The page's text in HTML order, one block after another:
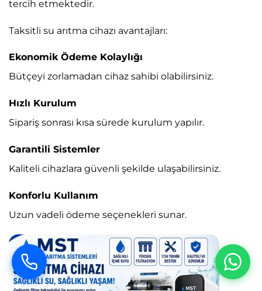
tercih etmektedir.
Taksitli su arıtma cihazı avantajları:
Ekonomik Ödeme Kolaylığı
Bütçeyi zorlamadan cihaz sahibi olabilirsiniz.
Hızlı Kurulum
Sipariş sonrası kısa sürede kurulum yapılır.
Garantili Sistemler
Kaliteli cihazlara güvenli şekilde ulaşabilirsiniz.
Konforlu Kullanım
Uzun vadeli ödeme seçenekleri sunar.